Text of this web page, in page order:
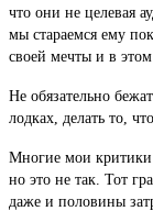
что они не целевая
мы стараемся ему
своей мечты и в этом
Не обязательно
лодках, делать то,
Многие мои критики
но это не так. Тот
даже и половины